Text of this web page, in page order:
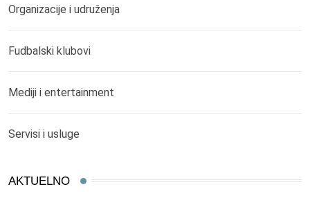
Organizacije i udruženja
Fudbalski klubovi
Mediji i entertainment
Servisi i usluge
AKTUELNO